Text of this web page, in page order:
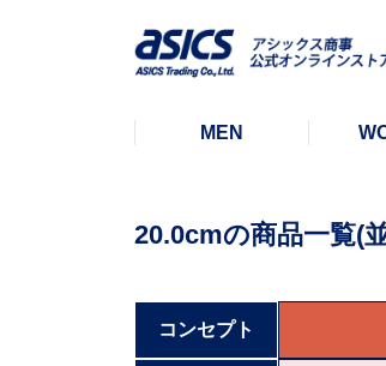
MEN
20.0cmの商品一覧(
コンセプト